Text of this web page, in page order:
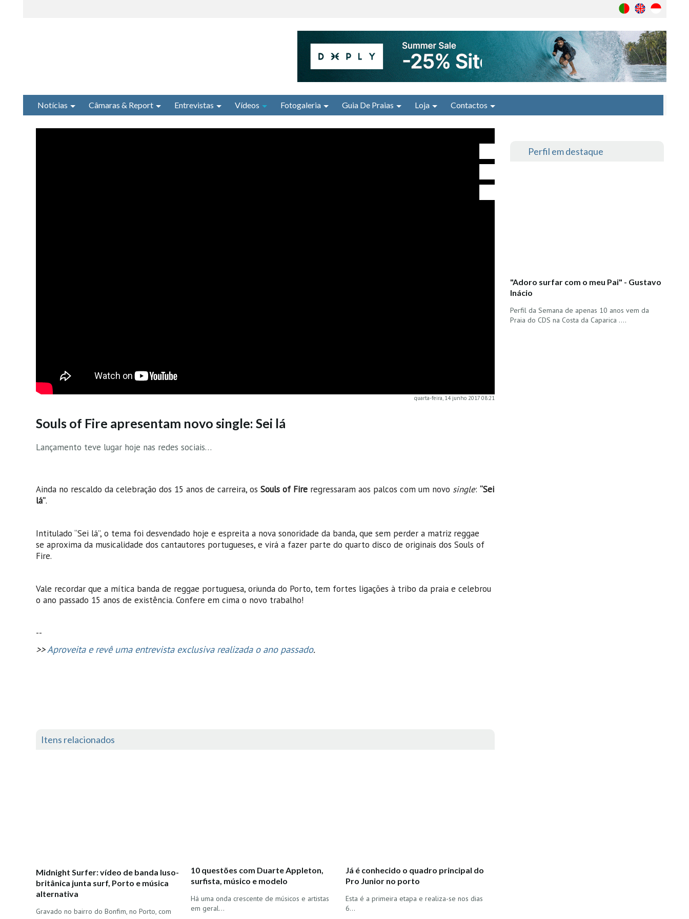
Notícias Câmaras & Report Entrevistas Vídeos Fotogaleria Guia De Praias Loja Contactos
quarta-feira, 14 junho 2017 08:21
Souls of Fire apresentam novo single: Sei lá
Lançamento teve lugar hoje nas redes sociais…
Ainda no rescaldo da celebração dos 15 anos de carreira, os Souls of Fireregressaram aos palcos com um novo single: “Sei
lá”.
Intitulado “Sei lá”, o tema foi desvendado hoje e espreita a nova sonoridade da banda, que sem perder a matriz reggae
se aproxima da musicalidade dos cantautores portugueses, e virá a fazer parte do quarto disco de originais dos Souls of
Fire.
Vale recordar que a mítica banda de reggae portuguesa, oriunda do Porto, tem fortes ligações à tribo da praia e celebrou
o ano passado 15 anos de existência. Confere em cima o novo trabalho!
--
>>Aproveita e revê uma entrevista exclusiva realizada o ano passado.
Itens relacionados
Midnight Surfer: vídeo de banda luso-
britânica junta surf, Porto e música
alternativa
Gravado no bairro do Bonfim, no Porto, com
10 questões com Duarte Appleton,
surfista, músico e modelo
Há uma onda crescente de músicos e artistas
em geral…
Já é conhecido o quadro principal do
Pro Junior no porto
Esta é a primeira etapa e realiza-se nos dias
6…
Perfil em destaque
"Adoro surfar com o meu Pai" - Gustavo
Inácio
Perfil da Semana de apenas 10 anos vem da
Praia do CDS na Costa da Caparica ....